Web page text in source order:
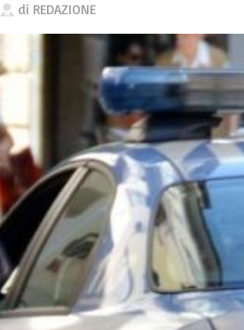
di REDAZIONE